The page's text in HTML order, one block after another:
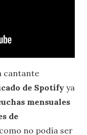
cantante
de Spotify ya
mensuales
de
no podía ser